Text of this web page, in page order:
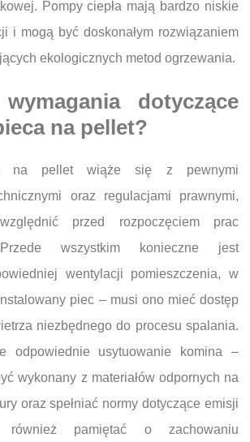
Pompy ciepła mają bardzo niskie
i mogą być doskonałym rozwiązaniem
ekologicznych metod ogrzewania.
dotyczące
na pellet?
na pellet wiąże się z pewnymi
oraz regulacjami prawnymi,
przed rozpoczęciem prac
Przede wszystkim konieczne jest
wentylacji pomieszczenia, w
piec – musi ono mieć dostęp
niezbędnego do procesu spalania.
odpowiednie usytuowanie komina –
wykonany z materiałów odpornych na
oraz spełniać normy dotyczące emisji
również pamiętać o zachowaniu